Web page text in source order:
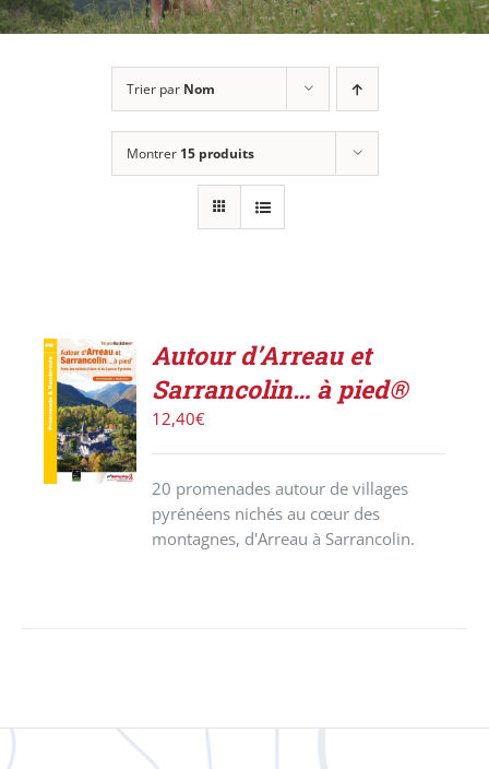
Trier par Nom
Montrer 15 produits
ACHETER
LE
PRODUIT
/
DÉTAILS
Autour d’Arreau et
Sarrancolin… à pied®
12,40€
20 promenades autour de villages
pyrénéens nichés au cœur des
montagnes, d'Arreau à Sarrancolin.